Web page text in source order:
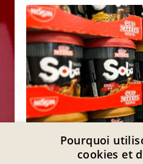
Pourquoi
cookies et